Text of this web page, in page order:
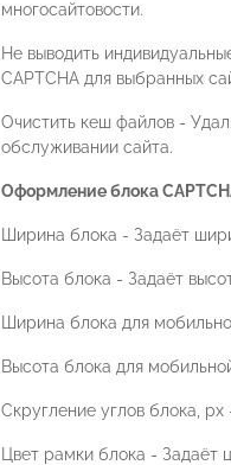
многосайтовости.
Не выводить
CAPTCHA для выбранных
Очистить кеш файлов -
обслуживании сайта.
Оформление блока
Ширина блока - Задаёт
Высота блока - Задаёт
Ширина блока для
Высота блока для
Скругление углов блока, px
Цвет рамки блока - Задаёт